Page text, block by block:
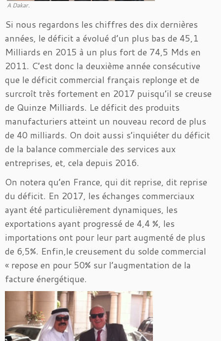
A Dakar.
Si nous regardons les chiffres des dix dernières
années, le déficit a évolué d’un plus bas de 45,1
Milliards en 2015 à un plus fort de 74,5 Mds en
2011. C’est donc la deuxième année consécutive
que le déficit commercial français replonge et de
surcroît très fortement en 2017 puisqu’il se creuse
de Quinze Milliards. Le déficit des produits
manufacturiers atteint un nouveau record de plus
de 40 milliards. On doit aussi s’inquiéter du déficit
de la balance commerciale des services aux
entreprises, et, cela depuis 2016.
On notera qu’en France, qui dit reprise, dit reprise
du déficit. En 2017, les échanges commerciaux
ayant été particulièrement dynamiques, les
exportations ayant progressé de 4,4 %, les
importations ont pour leur part augmenté de plus
de 6,5%. Enfin,le creusement du solde commercial
« repose en pour 50% sur l’augmentation de la
facture énergétique.